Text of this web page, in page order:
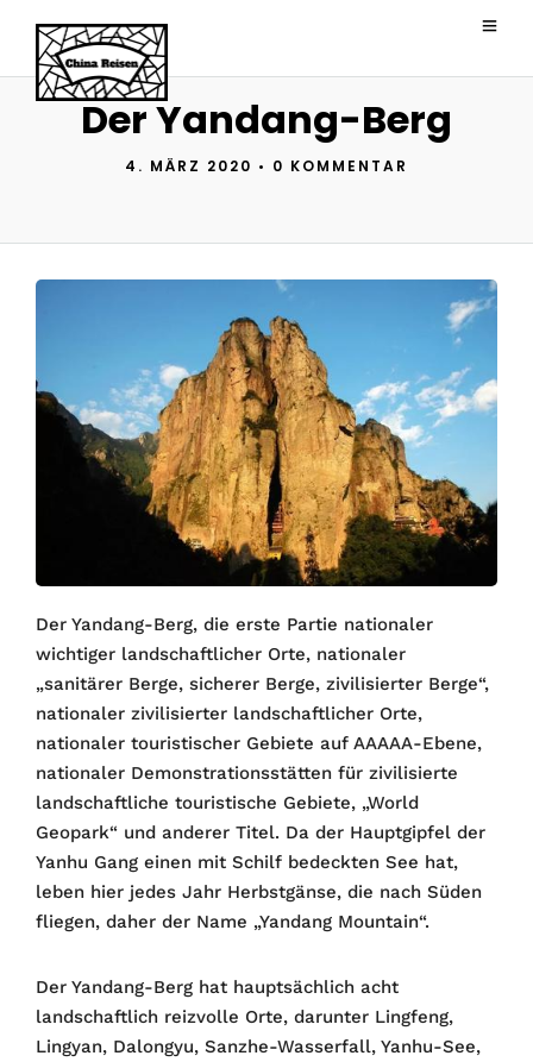
Der Yandang-Berg
4. MÄRZ 2020 • 0 KOMMENTAR
Der Yandang-Berg, die erste Partie nationaler
wichtiger landschaftlicher Orte, nationaler
„sanitärer Berge, sicherer Berge, zivilisierter Berge“,
nationaler zivilisierter landschaftlicher Orte,
nationaler touristischer Gebiete auf AAAAA-Ebene,
nationaler Demonstrationsstätten für zivilisierte
landschaftliche touristische Gebiete, „World
Geopark“ und anderer Titel. Da der Hauptgipfel der
Yanhu Gang einen mit Schilf bedeckten See hat,
leben hier jedes Jahr Herbstgänse, die nach Süden
fliegen, daher der Name „Yandang Mountain“.
Der Yandang-Berg hat hauptsächlich acht
landschaftlich reizvolle Orte, darunter Lingfeng,
Lingyan, Dalongyu, Sanzhe-Wasserfall, Yanhu-See,